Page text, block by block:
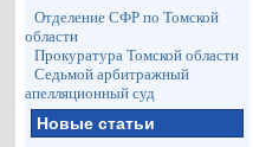
Отделение СФР по Томской
области
Прокуратура Томской области
Седьмой арбитражный
апелляционный суд
Новые статьи